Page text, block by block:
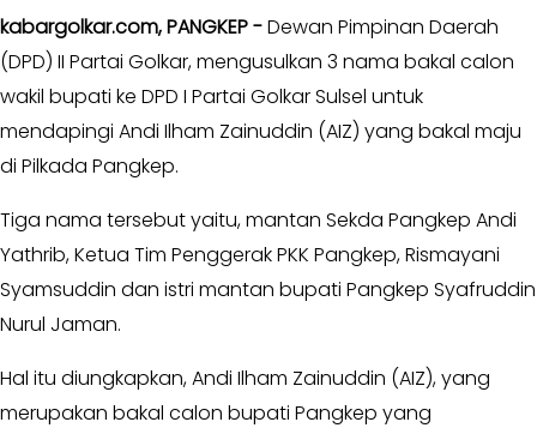
Kabar
Kabar
Kabar
Kabinet
Kabar
Kabar
DPP
Pojok
Kagol
Kabar
DPRD
-
DPRD
II
Kabar
Kekaryaan
SOKSI
-
-
KOSGORO
kabargolkar.com,PANGKEP -Dewan Pimpinan Daerah
(DPD) II Partai Golkar, mengusulkan 3 nama bakal calon
wakil bupati ke DPD I Partai Golkar Sulsel untuk
mendapingi Andi Ilham Zainuddin (AIZ) yang bakal maju
di Pilkada Pangkep.
Tiga nama tersebut yaitu, mantan Sekda Pangkep Andi
Yathrib, Ketua Tim Penggerak PKK Pangkep, Rismayani
Syamsuddin dan istri mantan bupati Pangkep Syafruddin
Nurul Jaman.
Hal itu diungkapkan, Andi Ilham Zainuddin (AIZ), yang
merupakan bakal calon bupati Pangkep yang